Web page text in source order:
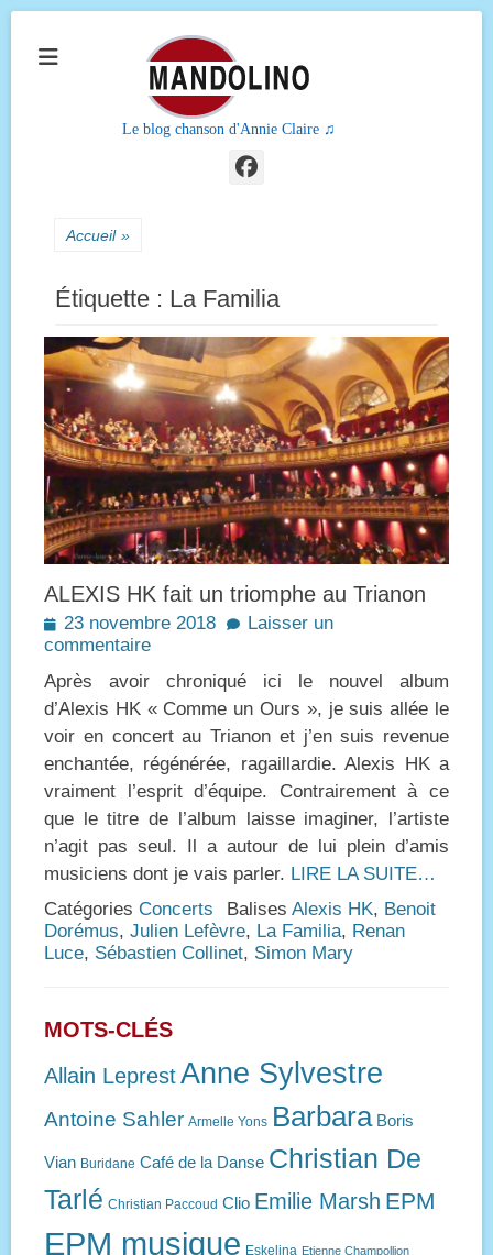
Le blog chanson d'Annie Claire ♫
Facebook
Accueil »
Étiquette : La Familia
ALEXIS HK fait un triomphe au Trianon
Posted
on
23 novembre 2018
Laisser un
commentaire
Après avoir chroniqué ici le nouvel album
d’Alexis HK « Comme un Ours », je suis allée le
voir en concert au Trianon et j’en suis revenue
enchantée, régénérée, ragaillardie. Alexis HK a
vraiment l’esprit d’équipe. Contrairement à ce
que le titre de l’album laisse imaginer, l’artiste
n’agit pas seul. Il a autour de lui plein d’amis
musiciens dont je vais parler. LIRE LA SUITE…
Catégories Concerts Balises Alexis HK, Benoit
Dorémus, Julien Lefèvre, La Familia, Renan
Luce, Sébastien Collinet, Simon Mary
MOTS-CLÉS
Allain LeprestAnne Sylvestre
Antoine Sahler Armelle Yons Barbara Boris
Vian Buridane Café de la Danse Christian De
Tarlé Christian Paccoud Clio Emilie Marsh EPM
EPM musique Eskelina Etienne Champollion